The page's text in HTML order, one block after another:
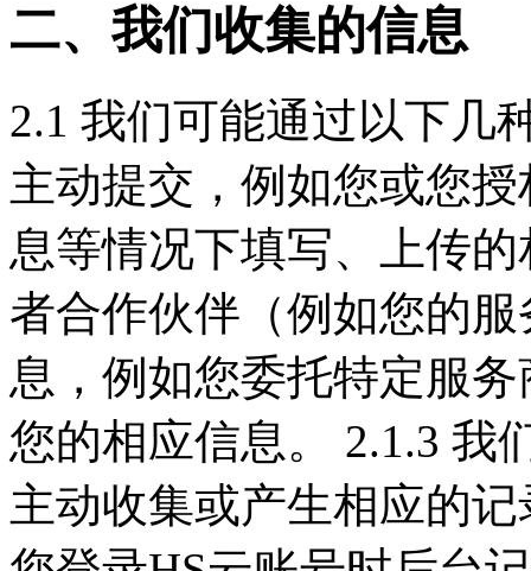
二、我们收集的信息
2.1 我们可能通过以下几
主动提交，例如您或您
息等情况下填写、上传
者合作伙伴（例如您的
息，例如您委托特定服
您的相应信息。 2.1.3 我
主动收集或产生相应的